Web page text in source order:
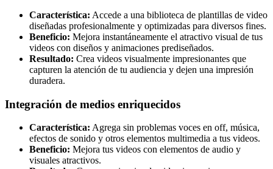
Característica: Accede a una biblioteca de plantillas de video
diseñadas profesionalmente y optimizadas para diversos fines.
Beneficio: Mejora instantáneamente el atractivo visual de tus
videos con diseños y animaciones prediseñados.
Resultado: Crea videos visualmente impresionantes que
capturen la atención de tu audiencia y dejen una impresión
duradera.
Integración de medios enriquecidos
Característica: Agrega sin problemas voces en off, música,
efectos de sonido y otros elementos multimedia a tus videos.
Beneficio: Mejora tus videos con elementos de audio y
visuales atractivos.